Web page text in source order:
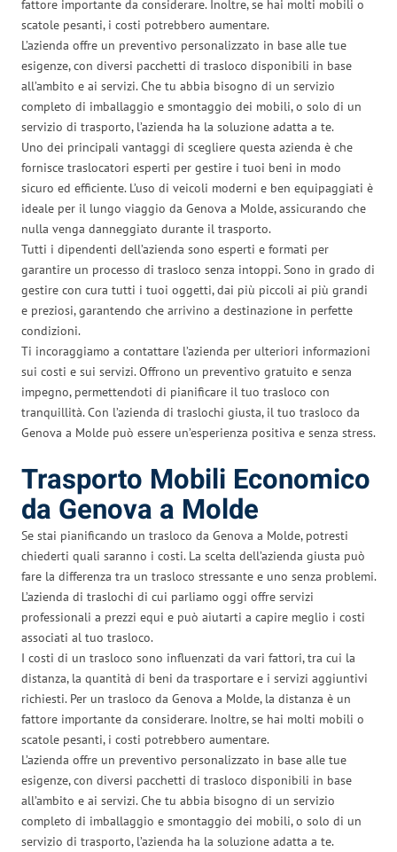
fattore importante da considerare. Inoltre, se hai molti mobili o
scatole pesanti, i costi potrebbero aumentare.
L’azienda offre un preventivo personalizzato in base alle tue
esigenze, con diversi pacchetti di trasloco disponibili in base
all’ambito e ai servizi. Che tu abbia bisogno di un servizio
completo di imballaggio e smontaggio dei mobili, o solo di un
servizio di trasporto, l’azienda ha la soluzione adatta a te.
Uno dei principali vantaggi di scegliere questa azienda è che
fornisce traslocatori esperti per gestire i tuoi beni in modo
sicuro ed efficiente. L’uso di veicoli moderni e ben equipaggiati è
ideale per il lungo viaggio da Genova a Molde, assicurando che
nulla venga danneggiato durante il trasporto.
Tutti i dipendenti dell’azienda sono esperti e formati per
garantire un processo di trasloco senza intoppi. Sono in grado di
gestire con cura tutti i tuoi oggetti, dai più piccoli ai più grandi
e preziosi, garantendo che arrivino a destinazione in perfette
condizioni.
Ti incoraggiamo a contattare l’azienda per ulteriori informazioni
sui costi e sui servizi. Offrono un preventivo gratuito e senza
impegno, permettendoti di pianificare il tuo trasloco con
tranquillità. Con l’azienda di traslochi giusta, il tuo trasloco da
Genova a Molde può essere un’esperienza positiva e senza stress.
Trasporto Mobili Economico
da Genova a Molde
Se stai pianificando un trasloco da Genova a Molde, potresti
chiederti quali saranno i costi. La scelta dell’azienda giusta può
fare la differenza tra un trasloco stressante e uno senza problemi.
L’azienda di traslochi di cui parliamo oggi offre servizi
professionali a prezzi equi e può aiutarti a capire meglio i costi
associati al tuo trasloco.
I costi di un trasloco sono influenzati da vari fattori, tra cui la
distanza, la quantità di beni da trasportare e i servizi aggiuntivi
richiesti. Per un trasloco da Genova a Molde, la distanza è un
fattore importante da considerare. Inoltre, se hai molti mobili o
scatole pesanti, i costi potrebbero aumentare.
L’azienda offre un preventivo personalizzato in base alle tue
esigenze, con diversi pacchetti di trasloco disponibili in base
all’ambito e ai servizi. Che tu abbia bisogno di un servizio
completo di imballaggio e smontaggio dei mobili, o solo di un
servizio di trasporto, l’azienda ha la soluzione adatta a te.